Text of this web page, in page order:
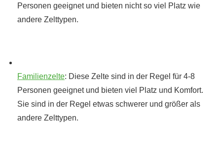
Personen geeignet und bieten nicht so viel Platz wie
andere Zelttypen.
Familienzelte: Diese Zelte sind in der Regel für 4-8
Personen geeignet und bieten viel Platz und Komfort.
Sie sind in der Regel etwas schwerer und größer als
andere Zelttypen.